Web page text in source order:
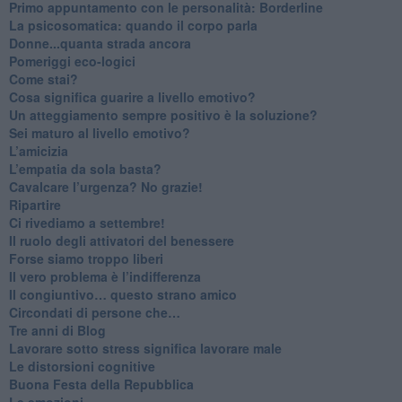
​Primo appuntamento con le personalità: Borderline
La psicosomatica: quando il corpo parla
Donne...quanta strada ancora
​Pomeriggi eco-logici
​Come stai?
Cosa significa guarire a livello emotivo?
​Un atteggiamento sempre positivo è la soluzione?
​Sei maturo al livello emotivo?
​L’amicizia
​L’empatia da sola basta?
​Cavalcare l’urgenza? No grazie!
Ripartire
​Ci rivediamo a settembre!
​Il ruolo degli attivatori del benessere
​Forse siamo troppo liberi
​Il vero problema è l’indifferenza
​Il congiuntivo… questo strano amico
​Circondati di persone che…
​Tre anni di Blog
​Lavorare sotto stress significa lavorare male
​Le distorsioni cognitive
​Buona Festa della Repubblica